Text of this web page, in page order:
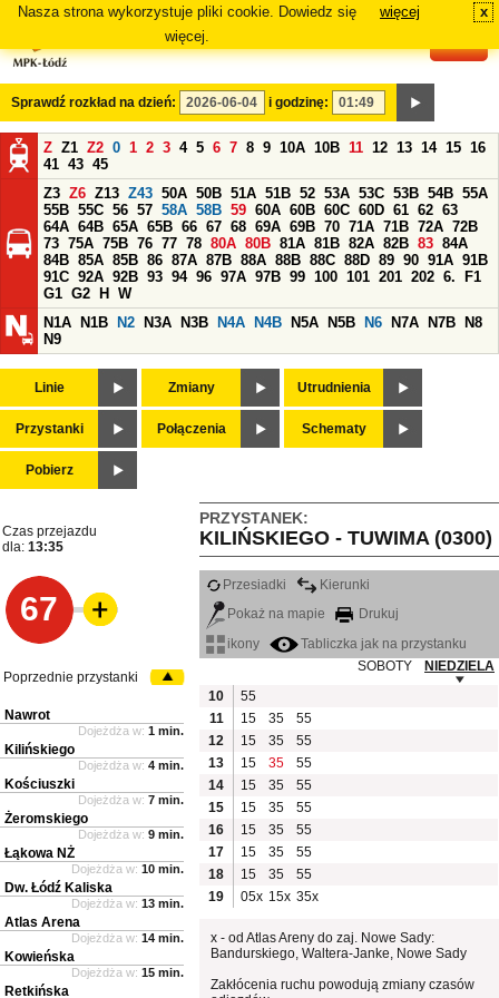
Nasza strona wykorzystuje pliki cookie. Dowiedz się
więcej.
więcej x
Sprawdź rozkład na dzień: i godzinę:
Z Z1 Z2 0 1 2 3 4 5 6 7 8 9 10A 10B 11 12 13 14 15 16
41 43 45
Z3 Z6 Z13 Z43 50A 50B 51A 51B 52 53A 53C 53B 54B 55A
55B 55C 56 57 58A 58B 59 60A 60B 60C 60D 61 62 63
64A 64B 65A 65B 66 67 68 69A 69B 70 71A 71B 72A 72B
73 75A 75B 76 77 78 80A 80B 81A 81B 82A 82B 83 84A
84B 85A 85B 86 87A 87B 88A 88B 88C 88D 89 90 91A 91B
91C 92A 92B 93 94 96 97A 97B 99 100 101 201 202 6.
F1
G1 G2 H
W
N1A
N1B N2 N3A N3B N4A N4B N5A N5B N6 N7A N7B
N8
N9
Linie Zmiany Utrudnienia
Przystanki Połączenia Schematy
Pobierz
PRZYSTANEK:
KILIŃSKIEGO - TUWIMA (0300)
Czas przejazdu
dla: 13:35
67
Przesiadki
Kierunki
Pokaż na mapie
Drukuj
ikony
Tabliczka jak na przystanku
SOBOTY
NIEDZIELA
10
55
11
15 35
55
12
15 35
55
13
15 35
55
14
15 35
55
15
15 35
55
16
15 35
55
17
15 35
55
18
15 35
55
19
05x 15x 35x
x - od Atlas Areny do zaj. Nowe Sady:
Bandurskiego, Waltera-Janke, Nowe Sady
Zakłócenia ruchu powodują zmiany czasów
Poprzednie przystanki
Nawrot
Dojeżdża w: 1 min.
Kilińskiego
Dojeżdża w: 4 min.
Kościuszki
Dojeżdża w: 7 min.
Żeromskiego
Dojeżdża w: 9 min.
Łąkowa NŻ
Dojeżdża w: 10 min.
Dw. Łódź Kaliska
Dojeżdża w: 13 min.
Atlas Arena
Dojeżdża w: 14 min.
Kowieńska
Dojeżdża w: 15 min.
Retkińska